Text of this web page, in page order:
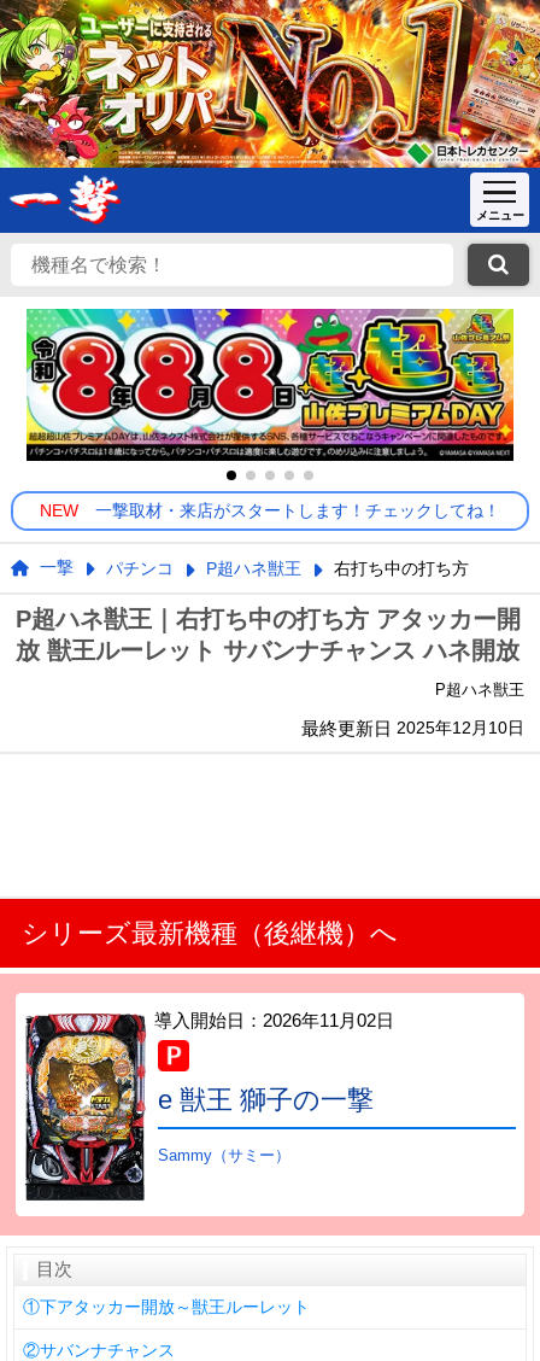
NEW 一撃取材・来店がスタートします！チェックしてね！
一撃 パチンコ P超ハネ獣王 右打ち中の打ち方
P超ハネ獣王｜右打ち中の打ち方 アタッカー開
放 獣王ルーレット サバンナチャンス ハネ開放
P超ハネ獣王
最終更新日 2025年12月10日
シリーズ最新機種（後継機）へ
導入開始日： 2026年11月02日
e 獣王 獅子の一撃
Sammy（サミー）
目次
①下アタッカー開放～獣王ルーレット
②サバンナチャンス